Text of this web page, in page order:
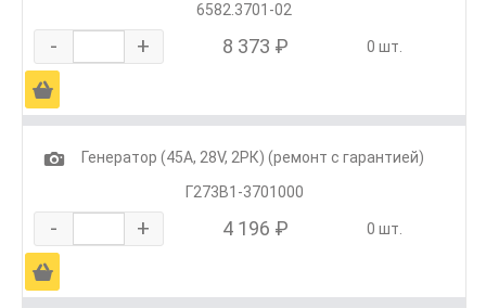
6582.3701-02
- + 8 373 ₽ 0 шт.
Ä
1
Генератор (45А, 28V, 2РК) (ремонт с гарантией)
Г273В1-3701000
- + 4 196 ₽ 0 шт.
Ä